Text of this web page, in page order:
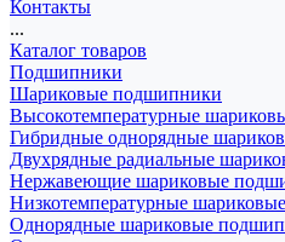
Контакты
...
Каталог товаров
Подшипники
Шариковые подшипники
Высокотемпературные
Гибридные однорядные
Двухрядные радиальные
Нержавеющие шариковые
Низкотемпературные
Однорядные шариковые